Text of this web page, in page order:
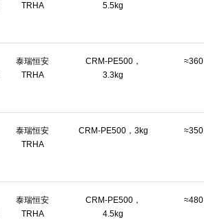
TRHA
5.5kg
泰瑞恒安
TRHA
CRM-PE500，
3.3kg
≈360
泰瑞恒安
TRHA
CRM-PE500，3kg ≈350
泰瑞恒安
TRHA
CRM-PE500，
4.5kg
≈480